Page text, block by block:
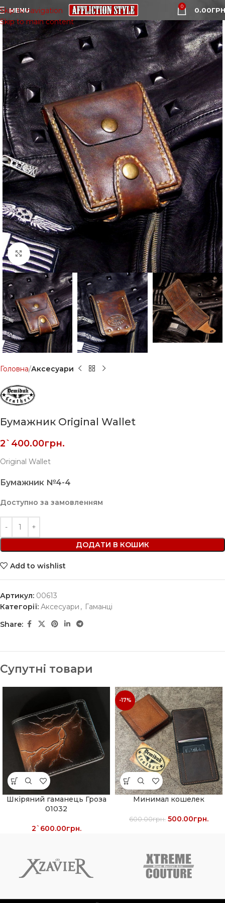
Skip to navigation
Skip to main content
MENU 0 0.00
Click to enlarge
Головна Аксесуари
Бумажник Original Wallet
2`400.00грн.
Original Wallet
Бумажник №4-4
Доступно за замовленням
ДОДАТИ В КОШИК
Add to wishlist
Артикул: 00613
Категорії: Аксесуари , Гаманці
Share:
Супутні товари
Шкіряний гаманець Гроза
01032
2`600.00грн.
-17%
Минимал кошелек
600.00грн. 500.00грн.